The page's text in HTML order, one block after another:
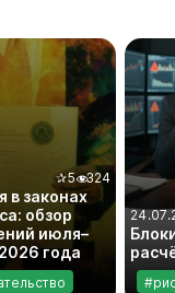
✰5 324
в законах
обзор
июля–
года